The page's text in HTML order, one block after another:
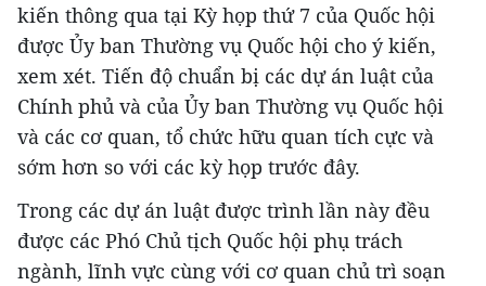
kiến thông qua tại Kỳ họp thứ 7 của Quốc hội
được Ủy ban Thường vụ Quốc hội cho ý kiến,
xem xét. Tiến độ chuẩn bị các dự án luật của
Chính phủ và của Ủy ban Thường vụ Quốc hội
và các cơ quan, tổ chức hữu quan tích cực và
sớm hơn so với các kỳ họp trước đây.
Trong các dự án luật được trình lần này đều
được các Phó Chủ tịch Quốc hội phụ trách
ngành, lĩnh vực cùng với cơ quan chủ trì soạn